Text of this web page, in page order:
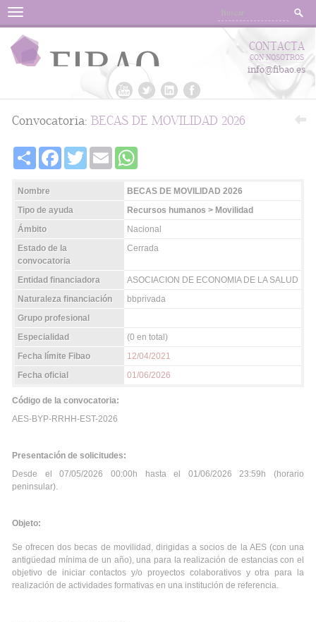
Menu
CONTACTA
CON NOSOTROS
info@fibao.es
Convocatoria: BECAS DE MOVILIDAD 2026
Share FacebookTwitter Email
Nombre
BECAS DE MOVILIDAD 2026
Tipo de ayuda
Recursos humanos > Movilidad
Ámbito
Nacional
Estado de la
convocatoria
Cerrada
Entidad financiadora
ASOCIACION DE ECONOMIA DE LA SALUD
Naturaleza financiación
bbprivada
Grupo profesional
Especialidad
(0 en total)
Fecha límite Fibao
12/04/2021
Fecha oficial
01/06/2026
Código de la convocatoria:
AES-BYP-RRHH-EST-2026
Presentación de solicitudes:
Desde el 07/05/2026 00:00h hasta el 01/06/2026 23:59h (horario
peninsular).
Objeto:
Se ofrecen dos becas de movilidad, dirigidas a socios de la AES (con una
antigüedad mínima de un año), una para la realización de estancias con el
objetivo de iniciar contactos y/o proyectos colaborativos y otra para la
realización de actividades formativas en una institución de referencia.